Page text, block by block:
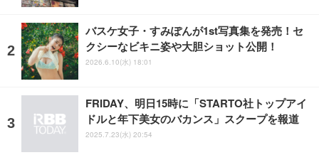
バスケ女子・すみぽんが1st写真集を発売！セ
クシーなビキニ姿や大胆ショット公開！
2026.6.10(水) 18:01
FRIDAY、明日15時に「STARTO社トップアイ
ドルと年下美女のバカンス」スクープを報道
2025.7.23(水) 20:54